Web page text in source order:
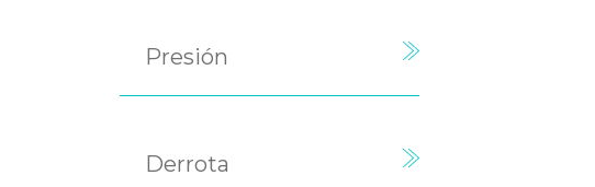
Presión
Derrota